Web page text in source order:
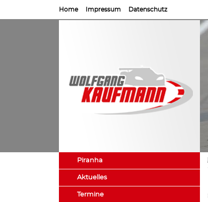
Home Impressum Datenschutz
Piranha
Aktuelles
Termine